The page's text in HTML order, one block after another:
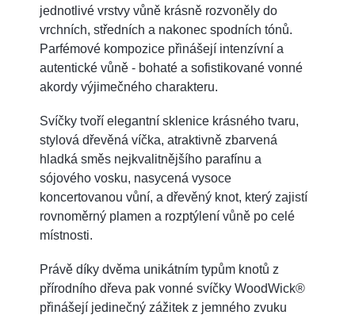
jednotlivé vrstvy vůně krásně rozvoněly do
vrchních, středních a nakonec spodních tónů.
Parfémové kompozice přinášejí intenzívní a
autentické vůně - bohaté a sofistikované vonné
akordy výjimečného charakteru.
Svíčky tvoří elegantní sklenice krásného tvaru,
stylová dřevěná víčka, atraktivně zbarvená
hladká směs nejkvalitnějšího parafínu a
sójového vosku, nasycená vysoce
koncertovanou vůní, a dřevěný knot, který zajistí
rovnoměrný plamen a rozptýlení vůně po celé
místnosti.
Právě díky dvěma unikátním typům knotů z
přírodního dřeva pak vonné svíčky WoodWick®
přinášejí jedinečný zážitek z jemného zvuku